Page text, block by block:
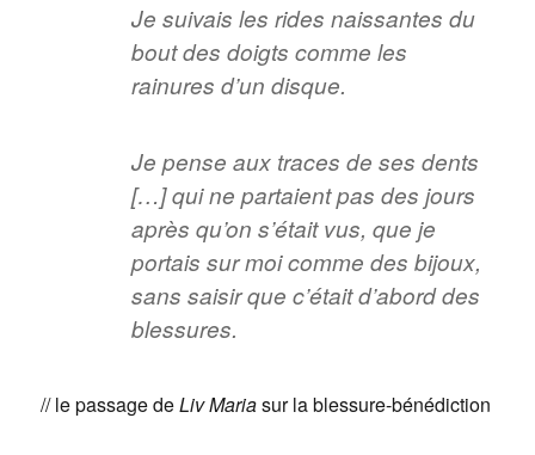
Je suivais les rides naissantes du
bout des doigts comme les
rainures d’un disque.
Je pense aux traces de ses dents
[…] qui ne partaient pas des jours
après qu’on s’était vus, que je
portais sur moi comme des bijoux,
sans saisir que c’était d’abord des
blessures.
// le passage deLiv Mariasur la blessure-bénédiction